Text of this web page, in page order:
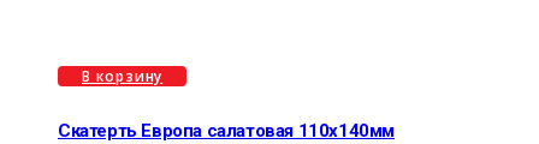
В корзину
Скатерть Европа салатовая 110х140мм